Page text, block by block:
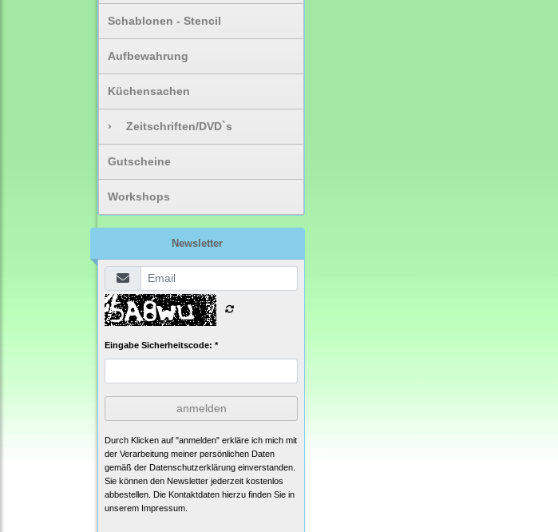
Schablonen - Stencil
Aufbewahrung
Küchensachen
› Zeitschriften/DVD`s
Gutscheine
Workshops
Newsletter
Eingabe Sicherheitscode: *
anmelden
Durch Klicken auf "anmelden" erkläre ich mich mit
der Verarbeitung meiner persönlichen Daten
gemäß der Datenschutzerklärung einverstanden.
Sie können den Newsletter jederzeit kostenlos
abbestellen. Die Kontaktdaten hierzu finden Sie in
unserem Impressum.